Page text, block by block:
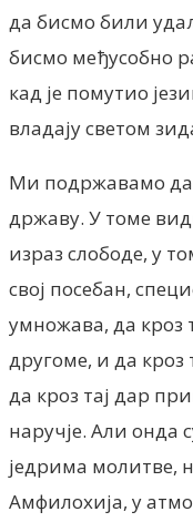
да бисмо били
бисмо међусобно
кад је помутио
владају светом
Ми подржавамо да
државу. У томе
израз слободе, у
свој посебан,
умножава, да кроз
другоме, и да кроз
да кроз тај дар
наручје. Али онда
једрима молитве,
Амфилохија, у